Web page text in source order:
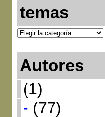
temas
Autores
(1)
- (77)